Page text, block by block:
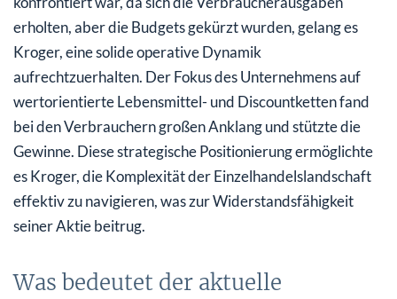
erholten, aber die Budgets gekürzt wurden, gelang es
Kroger, eine solide operative Dynamik
aufrechtzuerhalten. Der Fokus des Unternehmens auf
wertorientierte Lebensmittel- und Discountketten fand
bei den Verbrauchern großen Anklang und stützte die
Gewinne. Diese strategische Positionierung ermöglichte
es Kroger, die Komplexität der Einzelhandelslandschaft
effektiv zu navigieren, was zur Widerstandsfähigkeit
seiner Aktie beitrug.
Was bedeutet der aktuelle